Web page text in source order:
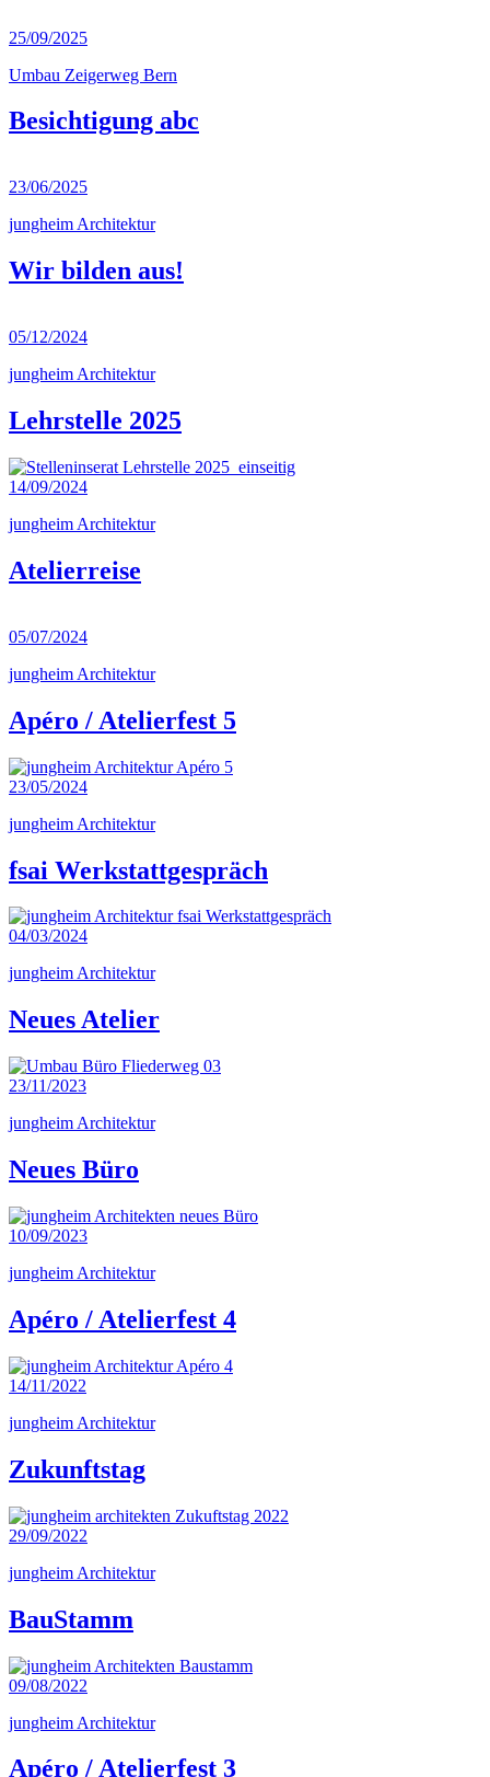
25/09/2025
Umbau Zeigerweg Bern
Besichtigung abc
23/06/2025
jungheim Architektur
Wir bilden aus!
05/12/2024
jungheim Architektur
Lehrstelle 2025
14/09/2024
jungheim Architektur
Atelierreise
05/07/2024
jungheim Architektur
Apéro / Atelierfest 5
23/05/2024
jungheim Architektur
fsai Werkstattgespräch
04/03/2024
jungheim Architektur
Neues Atelier
23/11/2023
jungheim Architektur
Neues Büro
10/09/2023
jungheim Architektur
Apéro / Atelierfest 4
14/11/2022
jungheim Architektur
Zukunftstag
29/09/2022
jungheim Architektur
BauStamm
09/08/2022
jungheim Architektur
Apéro / Atelierfest 3